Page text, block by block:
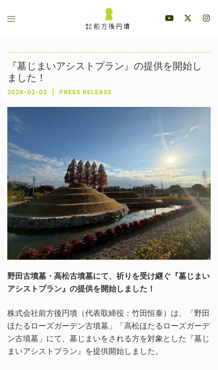
ト
ニ
ュ
ー
『墓じまいアシストプラン』の提供を開始し
ました！
2026-02-02 PRESS RELEASE
野田古墳墓・高松古墳墓にて、祈りを受け継ぐ『墓じまい
アシストプラン』の提供を開始しました！
株式会社前方後円墳（代表取締役：竹田恒泰）は、「野田
ほたるローズガーデン古墳墓」「高松ほたるローズガーデ
ン古墳墓」にて、墓じまいをされる方を対象とした『墓じ
まいアシストプラン』を提供開始しました。